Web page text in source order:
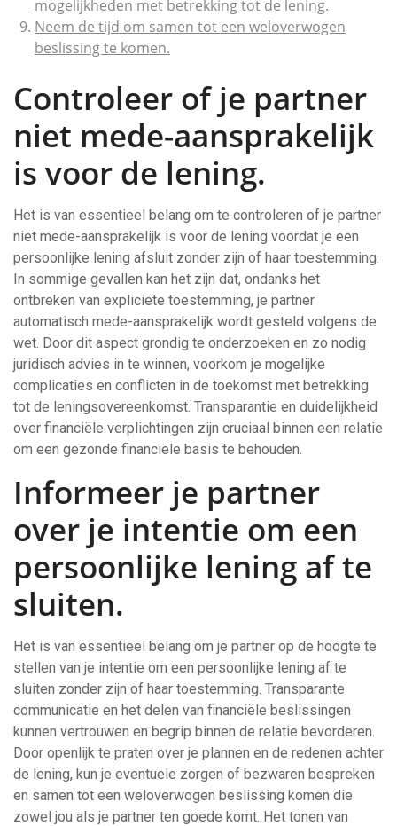
mogelijkheden met betrekking tot de lening.
Neem de tijd om samen tot een weloverwogen
beslissing te komen.
Controleer of je partner
niet mede-aansprakelijk
is voor de lening.
Het is van essentieel belang om te controleren of je partner
niet mede-aansprakelijk is voor de lening voordat je een
persoonlijke lening afsluit zonder zijn of haar toestemming.
In sommige gevallen kan het zijn dat, ondanks het
ontbreken van expliciete toestemming, je partner
automatisch mede-aansprakelijk wordt gesteld volgens de
wet. Door dit aspect grondig te onderzoeken en zo nodig
juridisch advies in te winnen, voorkom je mogelijke
complicaties en conflicten in de toekomst met betrekking
tot de leningsovereenkomst. Transparantie en duidelijkheid
over financiële verplichtingen zijn cruciaal binnen een relatie
om een gezonde financiële basis te behouden.
Informeer je partner
over je intentie om een
persoonlijke lening af te
sluiten.
Het is van essentieel belang om je partner op de hoogte te
stellen van je intentie om een persoonlijke lening af te
sluiten zonder zijn of haar toestemming. Transparante
communicatie en het delen van financiële beslissingen
kunnen vertrouwen en begrip binnen de relatie bevorderen.
Door openlijk te praten over je plannen en de redenen achter
de lening, kun je eventuele zorgen of bezwaren bespreken
en samen tot een weloverwogen beslissing komen die
zowel jou als je partner ten goede komt. Het tonen van